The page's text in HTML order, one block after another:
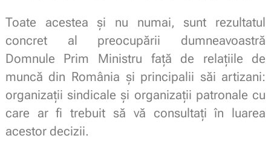
Toate acestea și nu numai, sunt rezultatul
concret al preocupării dumneavoastră
Domnule Prim Ministru față de relațiile de
muncă din România și principalii săi artizani:
organizații sindicale și organizații patronale cu
care ar fi trebuit să vă consultați în luarea
acestor decizii.